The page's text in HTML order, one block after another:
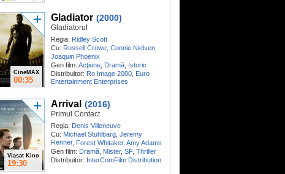
CineMAX
00:35
Gladiator (2000)
Gladiatorul
Regia: Ridley Scott
Cu: Russell Crowe Connie Nielsen
Joaquin Phoenix
Gen film: Acţiune Dramă Istoric
Distribuitor: Ro Image 2000 Euro
Entertainment Enterprises
Viasat Kino
19:30
Arrival (2016)
Primul Contact
Regia: Denis Villeneuve
Cu: Michael Stuhlbarg Jeremy
Renner, Forest Whitaker, Amy Adams
Gen film: Dramă Mister, SF, Thriller
Distribuitor: InterComFilm Distribution